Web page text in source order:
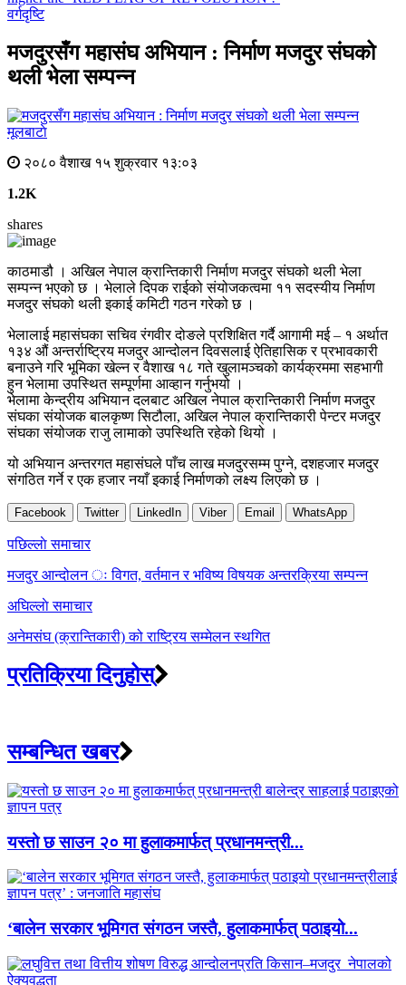
वर्गदृष्टि
मजदुरसँग महासंघ अभियान : निर्माण मजदुर संघको
थली भेला सम्पन्न
मूलबाटाे
२०८० वैशाख १५ शुक्रवार १३:०३
1.2K
shares
काठमाडौ । अखिल नेपाल क्रान्तिकारी निर्माण मजदुर संघको थली भेला
सम्पन्न भएको छ । भेलाले दिपक राईको संयोजकत्वमा ११ सदस्यीय निर्माण
मजदुर संघको थली इकाई कमिटी गठन गरेको छ ।
भेलालाई महासंघका सचिव रंगवीर दोङले प्रशिक्षित गर्दै आगामी मई – १ अर्थात
१३४ औं अन्तर्राष्ट्रिय मजदुर आन्दोलन दिवसलाई ऐतिहासिक र प्रभावकारी
बनाउने गरि भूमिका खेल्न र वैशाख १८ गते खुलामञ्चको कार्यक्रममा सहभागी
हुन भेलामा उपस्थित सम्पूर्णमा आव्हान गर्नुभयो ।
भेलामा केन्द्रीय अभियान दलबाट अखिल नेपाल क्रान्तिकारी निर्माण मजदुर
संघका संयोजक बालकृष्ण सिटौला, अखिल नेपाल क्रान्तिकारी पेन्टर मजदुर
संघका संयोजक राजु लामाको उपस्थिति रहेको थियो ।
यो अभियान अन्तरगत महासंघले पाँच लाख मजदुरसम्म पुग्ने, दशहजार मजदुर
संगठित गर्ने र एक हजार नयाँ इकाई निर्माणको लक्ष्य लिएको छ ।
Facebook Twitter LinkedIn Viber Email WhatsApp
Post
navigation
पछिल्लाे समाचार
मजदुर आन्दोलन ः विगत, वर्तमान र भविष्य विषयक अन्तरक्रिया सम्पन्न
अघिल्लाे समाचार
अनेमसंघ (क्रान्तिकारी) को राष्ट्रिय सम्मेलन स्थगित
प्रतिक्रिया दिनुहोस्
सम्बन्धित खबर
यस्तो छ साउन २० मा हुलाकमार्फत् प्रधानमन्त्री...
‘बालेन सरकार भूमिगत संगठन जस्तै, हुलाकमार्फत् पठाइयो...